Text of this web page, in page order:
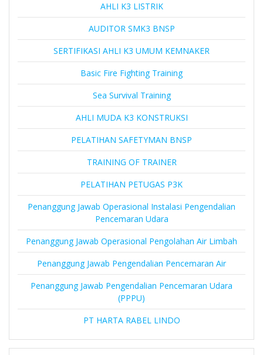
AHLI K3 LISTRIK
AUDITOR SMK3 BNSP
SERTIFIKASI AHLI K3 UMUM KEMNAKER
Basic Fire Fighting Training
Sea Survival Training
AHLI MUDA K3 KONSTRUKSI
PELATIHAN SAFETYMAN BNSP
TRAINING OF TRAINER
PELATIHAN PETUGAS P3K
Penanggung Jawab Operasional Instalasi Pengendalian
Pencemaran Udara
Penanggung Jawab Operasional Pengolahan Air Limbah
Penanggung Jawab Pengendalian Pencemaran Air
Penanggung Jawab Pengendalian Pencemaran Udara
(PPPU)
PT HARTA RABEL LINDO